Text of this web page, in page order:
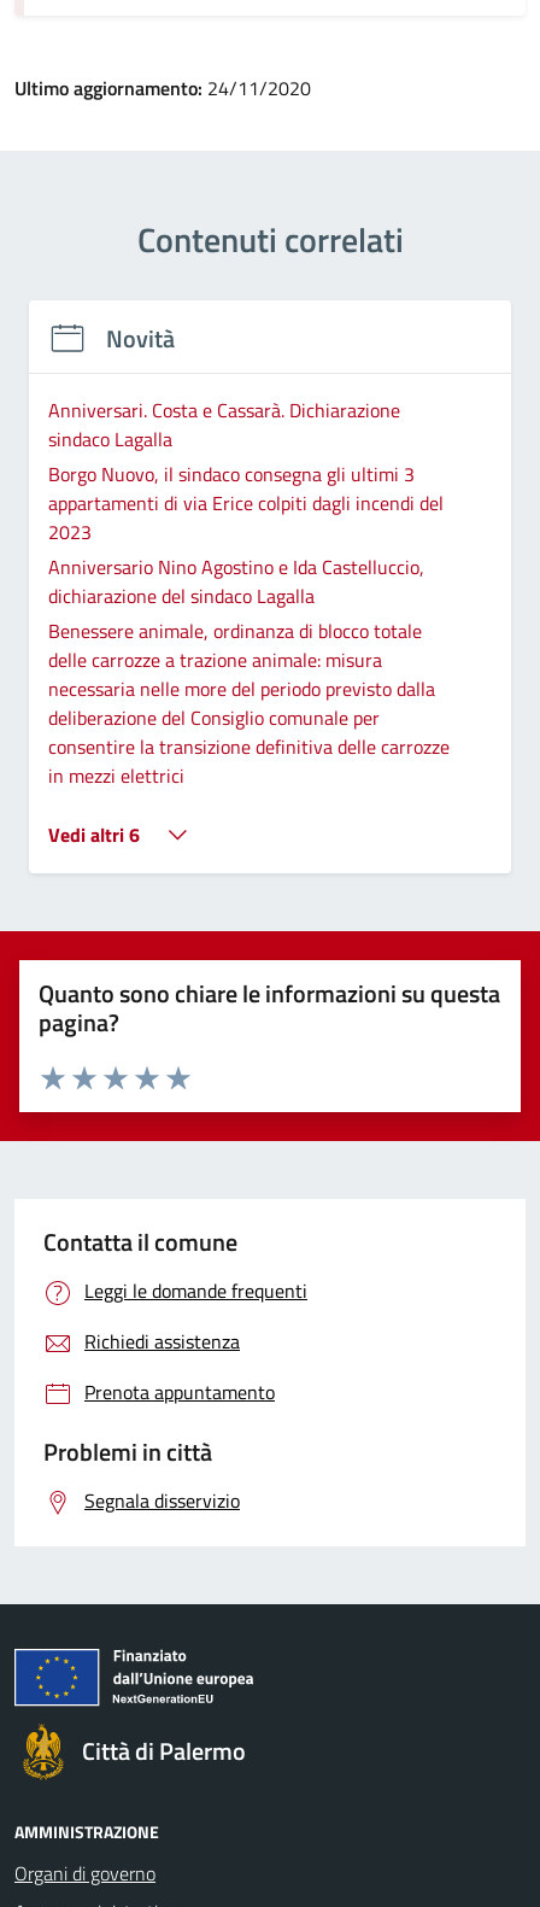
Ultimo aggiornamento: 24/11/2020
Contenuti correlati
Novità
Anniversari. Costa e Cassarà. Dichiarazione
sindaco Lagalla
Borgo Nuovo, il sindaco consegna gli ultimi 3
appartamenti di via Erice colpiti dagli incendi del
2023
Anniversario Nino Agostino e Ida Castelluccio,
dichiarazione del sindaco Lagalla
Benessere animale, ordinanza di blocco totale
delle carrozze a trazione animale: misura
necessaria nelle more del periodo previsto dalla
deliberazione del Consiglio comunale per
consentire la transizione definitiva delle carrozze
in mezzi elettrici
Vedi altri 6
Quanto sono chiare le informazioni su questa
pagina?
Valuta 5 stelle su 5
Valuta 4 stelle su 5
Valuta 3 stelle su 5
Valuta 2 stelle su 5
Valuta 1 stelle su 5
Contatta il comune
Leggi le domande frequenti
Richiedi assistenza
Prenota appuntamento
Problemi in città
Segnala disservizio
Città di Palermo
AMMINISTRAZIONE
Organi di governo